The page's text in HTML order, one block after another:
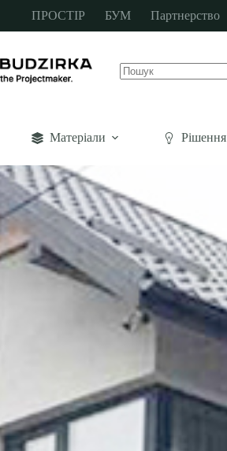
ПРОСТІР БУМ Партнерство
Матеріали Рішення